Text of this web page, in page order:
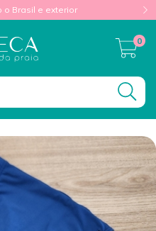
o Brasil e exterior
0